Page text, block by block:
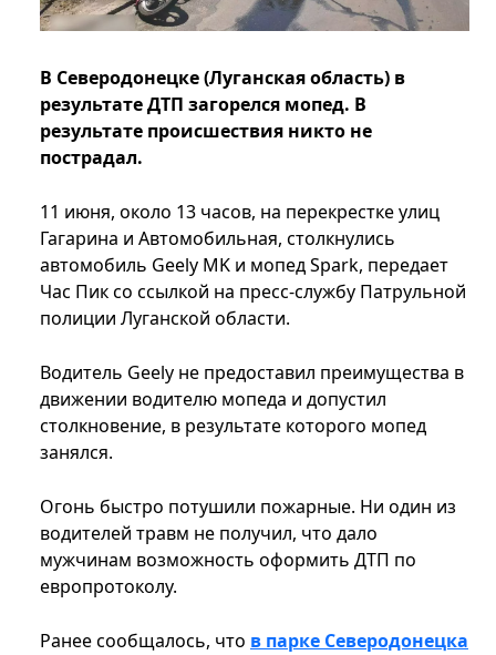
В Северодонецке (Луганская область) в
результате ДТП загорелся мопед. В
результате происшествия никто не
пострадал.
11 июня, около 13 часов, на перекрестке улиц
Гагарина и Автомобильная, столкнулись
автомобиль Geely MK и мопед Spark, передает
Час Пик со ссылкой на пресс-службу Патрульной
полиции Луганской области.
Водитель Geely не предоставил преимущества в
движении водителю мопеда и допустил
столкновение, в результате которого мопед
занялся.
Огонь быстро потушили пожарные. Ни один из
водителей травм не получил, что дало
мужчинам возможность оформить ДТП по
европротоколу.
Ранее сообщалось, что в парке Северодонецка